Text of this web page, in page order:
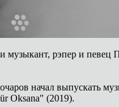
музыкант, рэпер и певец
начал выпускать
Oksana" (2019).